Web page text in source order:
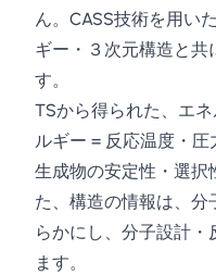
ん。CASS技術を用い
ギー・３次元構造と共
す。
TSから得られた、エ
ルギー = 反応温度・
生成物の安定性・選
た、構造の情報は、分
らかにし、分子設計
ます。